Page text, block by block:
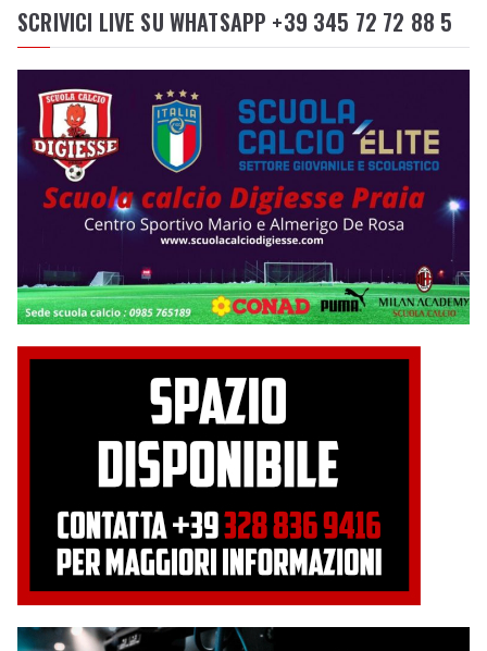
SCRIVICI LIVE SU WHATSAPP +39 345 72 72 88 5